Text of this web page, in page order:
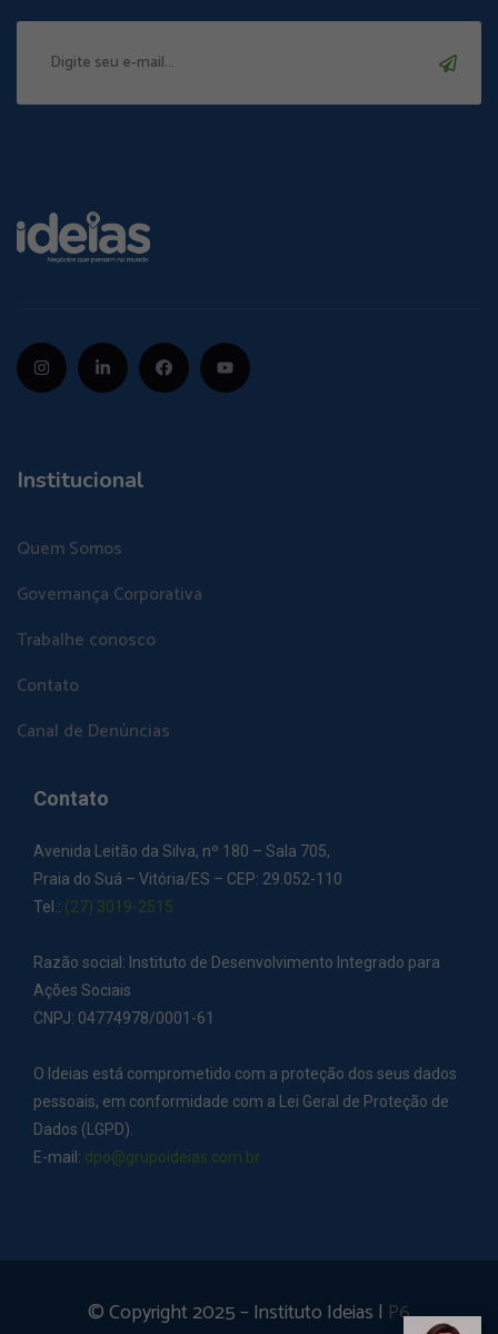
Institucional
Quem Somos
Governança Corporativa
Trabalhe conosco
Contato
Canal de Denúncias
Contato
Avenida Leitão da Silva, nº 180 – Sala 705,
Praia do Suá – Vitória/ES – CEP: 29.052-110
Tel.: (27) 3019-2515
Razão social: Instituto de Desenvolvimento Integrado para
Ações Sociais
CNPJ: 04774978/0001-61
O Ideias está comprometido com a proteção dos seus dados
pessoais, em conformidade com a Lei Geral de Proteção de
Dados (LGPD).
E-mail: dpo@grupoideias.com.br
© Copyright 2025 – Instituto Ideias | P6